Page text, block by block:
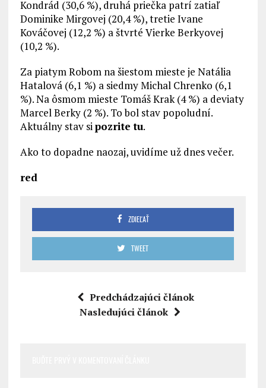
Kondrád (30,6 %), druhá priečka patrí zatiaľ
Dominike Mirgovej (20,4 %), tretie Ivane
Kováčovej (12,2 %) a štvrté Vierke Berkyovej
(10,2 %).
Za piatym Robom na šiestom mieste je Natália
Hatalová (6,1 %) a siedmy Michal Chrenko (6,1
%). Na ôsmom mieste Tomáš Krak (4 %) a deviaty
Marcel Berky (2 %). To bol stav popoludní.
Aktuálny stav sipozrite tu.
Ako to dopadne naozaj, uvidíme už dnes večer.
red
ZDIEĽAŤ
TWEET
Predchádzajúci článok
Nasledujúci článok